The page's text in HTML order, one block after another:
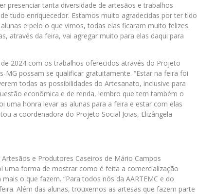
presenciar tanta diversidade de artesãos e trabalhos
tudo enriquecedor. Estamos muito agradecidas por ter tido
e pelo o que vimos, todas elas ficaram muito felizes.
através da feira, vai agregar muito para elas daqui para
2024 com os trabalhos oferecidos através do Projeto
MG possam se qualificar gratuitamente. “Estar na feira foi
todas as possibilidades do Artesanato, inclusive para
econômica e de renda, lembro que tem também o
uma honra levar as alunas para a feira e estar com elas
a coordenadora do Projeto Social Joias, Elizângela
e Produtores Caseiros de Mário Campos
uma forma de mostrar como é feita a comercialização
o que fazem. “Para todos nós da AARTEMC e do
Além das alunas, trouxemos as artesãs que fazem parte